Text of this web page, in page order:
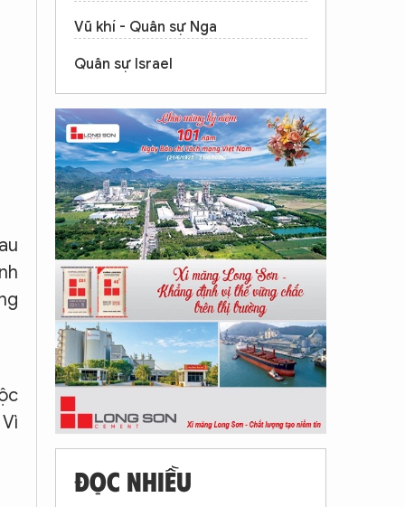
Vũ khí - Quân sự Nga
Quân sự Israel
ĐỌC NHIỀU